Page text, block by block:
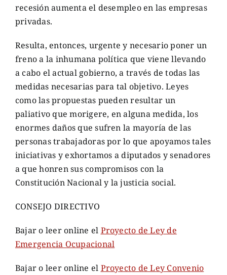
recesión aumenta el desempleo en las empresas
privadas.
Resulta, entonces, urgente y necesario poner un
freno a la inhumana política que viene llevando
a cabo el actual gobierno, a través de todas las
medidas necesarias para tal objetivo. Leyes
como las propuestas pueden resultar un
paliativo que morigere, en alguna medida, los
enormes daños que sufren la mayoría de las
personas trabajadoras por lo que apoyamos tales
iniciativas y exhortamos a diputados y senadores
a que honren sus compromisos con la
Constitución Nacional y la justicia social.
CONSEJO DIRECTIVO
Bajar o leer online el Proyecto de Ley de
Emergencia Ocupacional
Bajar o leer online el Proyecto de Ley Convenio